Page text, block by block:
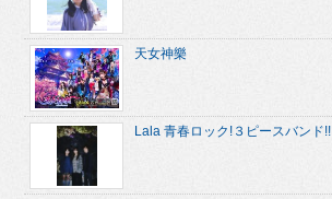
天女神樂
Lala 青春ロック!３ピースバンド!!